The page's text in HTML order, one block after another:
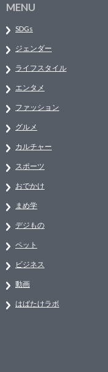
MENU
SDGs
ジェンダー
ライフスタイル
エンタメ
ファッション
グルメ
カルチャー
スポーツ
おでかけ
まめ学
デジもの
ペット
ビジネス
動画
はばたけラボ